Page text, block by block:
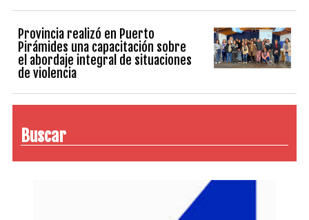
Provincia realizó en Puerto
Pirámides una capacitación sobre
el abordaje integral de situaciones
de violencia
Buscar